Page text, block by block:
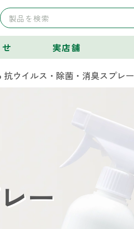
実店舗
ウイルス・除菌・消臭スプレー
ー